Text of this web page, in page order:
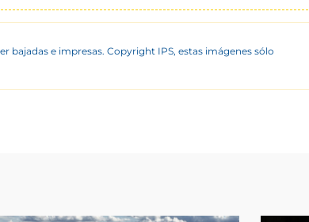
bajadas e impresas. Copyright IPS, estas imágenes sólo